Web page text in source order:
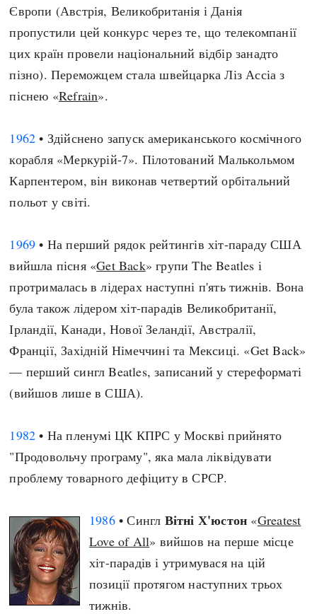
Європи (Австрія, Великобританія і Данія
пропустили цей конкурс через те, що телекомпанії
цих країн провели національний відбір занадто
пізно). Переможцем стала швейцарка Ліз Ассіа з
піснею «Refrain».
1962 • Здійснено запуск американського космічного
корабля «Меркурій-7». Пілотований Малькольмом
Карпентером, він виконав четвертий орбітальний
польот у світі.
1969 • На перший рядок рейтингів хіт-параду США
вийшла пісня «Get Back» групи The Beatles і
протрималась в лідерах наступні п'ять тижнів. Вона
була також лідером хіт-парадів Великобританії,
Ірландії, Канади, Нової Зеландії, Австралії,
Франції, Західній Німеччині та Мексиці. «Get Back»
— перший сингл Beatles, записаний у стереформаті
(вийшов лише в США).
1982 • На пленумі ЦК КПРС у Москві прийнято
"Продовольчу програму", яка мала ліквідувати
проблему товарного дефіциту в СРСР.
1986• Сингл Вітні Х'юстон «Greatest
Love of All» вийшов на перше місце
хіт-парадів і утримувася на цій
позиції протягом наступних трьох
тижнів.